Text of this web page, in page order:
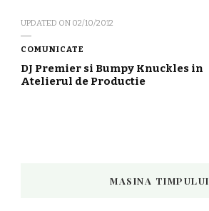
UPDATED ON 02/10/2012
COMUNICATE
DJ Premier si Bumpy Knuckles in
Atelierul de Productie
MASINA TIMPULUI